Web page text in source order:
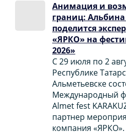
Анимация и
границ:
поделится
«ЯРКО» на
2026»
С 29 июля по 2
Республике
Альметьевске
Международный
Almet fest
партнер
компания «ЯРКО».